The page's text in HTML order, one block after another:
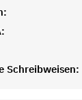
Schreibweisen: